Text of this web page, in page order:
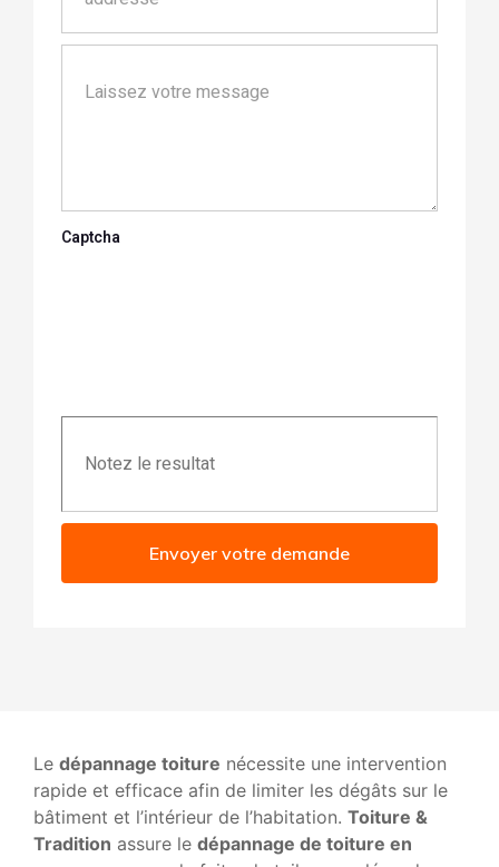
Captcha
Envoyer votre demande
Le dépannage toiture nécessite une intervention
rapide et efficace afin de limiter les dégâts sur le
bâtiment et l’intérieur de l’habitation. Toiture &
Tradition assure le dépannage de toiture en